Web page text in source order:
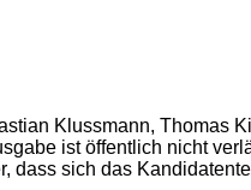
Klussmann, Thomas
ist öffentlich nicht
dass sich das